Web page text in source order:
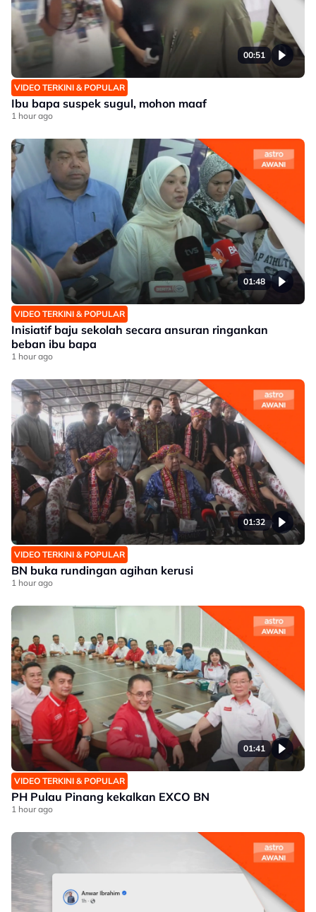
00:51
VIDEO TERKINI & POPULAR
Ibu bapa suspek sugul, mohon maaf
1 hour ago
01:48
VIDEO TERKINI & POPULAR
Inisiatif baju sekolah secara ansuran ringankan
beban ibu bapa
1 hour ago
01:32
VIDEO TERKINI & POPULAR
BN buka rundingan agihan kerusi
1 hour ago
01:41
VIDEO TERKINI & POPULAR
PH Pulau Pinang kekalkan EXCO BN
1 hour ago